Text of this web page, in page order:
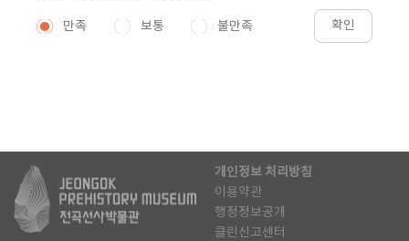
만족 보통 불만족 확인
개인정보 처리방침
이용약관
행정정보공개
클린신고센터